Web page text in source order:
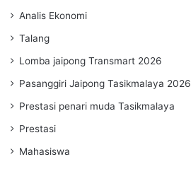
Analis Ekonomi
Talang
Lomba jaipong Transmart 2026
Pasanggiri Jaipong Tasikmalaya 2026
Prestasi penari muda Tasikmalaya
Prestasi
Mahasiswa